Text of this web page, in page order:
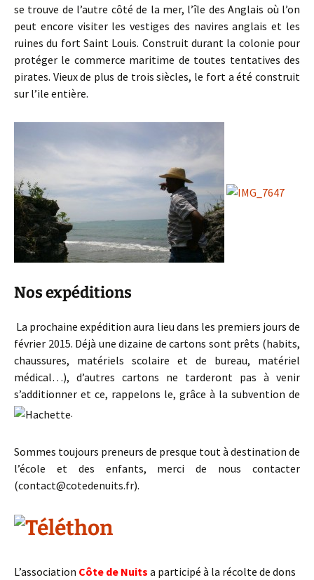
se trouve de l’autre côté de la mer, l’île des Anglais où l’on
peut encore visiter les vestiges des navires anglais et les
ruines du fort Saint Louis. Construit durant la colonie pour
protéger le commerce maritime de toutes tentatives des
pirates. Vieux de plus de trois siècles, le fort a été construit
sur l’ile entière.
Nos expéditions
La prochaine expédition aura lieu dans les premiers jours de
février 2015. Déjà une dizaine de cartons sont prêts (habits,
chaussures, matériels scolaire et de bureau, matériel
médical…), d’autres cartons ne tarderont pas à venir
s’additionner et ce, rappelons le, grâce à la subvention de
.
Sommes toujours preneurs de presque tout à destination de
l’école et des enfants, merci de nous contacter
(contact@cotedenuits.fr).
L’association Côte de Nuits a participé à la récolte de dons